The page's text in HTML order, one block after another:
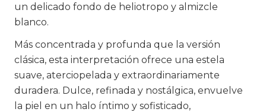
un delicado fondo de heliotropo y almizcle
blanco.
Más concentrada y profunda que la versión
clásica, esta interpretación ofrece una estela
suave, aterciopelada y extraordinariamente
duradera. Dulce, refinada y nostálgica, envuelve
la piel en un halo íntimo y sofisticado,